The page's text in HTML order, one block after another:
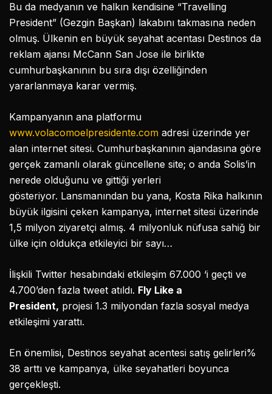
Bu da medyanın ve halkın kendisine “Travelling
President” (Gezgin Başkan) lakabını takmasına neden
olmuş. Ülkenin en büyük seyahat acentası Destinos da
reklam ajansı McCann San Jose ile birlikte
cumhurbaşkanının bu sıra dışı özelliğinden
yararlanmaya karar vermiş.
Kampanyanın ana platformu
www.volacomoelpresidente.com adresi üzerinde yer
alan internet sitesi. Cumhurbaşkanının ajandasına göre
gerçek zamanlı olarak güncellene site; o anda Solis’in
nerede olduğunu ve gittiği yerleri
gösteriyor. Lansmanından bu yana, Kosta Rika halkının
büyük ilgisini çeken kampanya, internet sitesi üzerinde
1,5 milyon ziyaretçi almış. 4 milyonluk nüfusa sahiğ bir
ülke için oldukça etkileyici bir sayı…
İlişkili Twitter hesabındaki etkileşim 67.000 ‘i geçti ve
4.700’den fazla tweet atıldı. Fly Like a
President, projesi 1.3 milyondan fazla sosyal medya
etkileşimi yarattı.
En önemlisi, Destinos seyahat acentesi satış gelirleri%
38 arttı ve kampanya, ülke seyahatleri boyunca
gerçekleşti.